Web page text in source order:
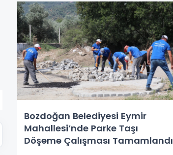
Bozdoğan Belediyesi Eymir
Mahallesi’nde Parke Taşı
Döşeme Çalışması Tamamlandı